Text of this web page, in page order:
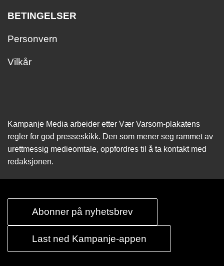
BETINGELSER
Personvern
Vilkår
Kampanje Media arbeider etter Vær Varsom-plakatens
regler for god presseskikk. Den som mener seg rammet av
urettmessig medie­omtale, oppfordres til å ta kontakt med
redaksjonen.
Abonner på nyhetsbrev
Last ned Kampanje-appen